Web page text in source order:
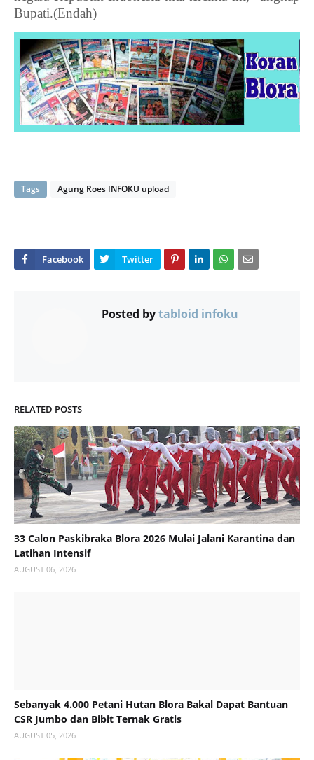
Bupati.(Endah)
Tags Agung Roes INFOKU upload
Posted bytabloid infoku
RELATED POSTS
33 Calon Paskibraka Blora 2026 Mulai Jalani Karantina dan
Latihan Intensif
AUGUST 06, 2026
Sebanyak 4.000 Petani Hutan Blora Bakal Dapat Bantuan
CSR Jumbo dan Bibit Ternak Gratis
AUGUST 05, 2026